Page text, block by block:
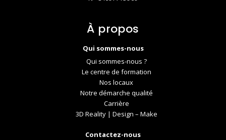
À propos
Qui sommes-nous
Qui sommes-nous ?
Le centre de formation
Nos locaux
Notre démarche qualité
Carrière
3D Reality | Design – Make
Contactez-nous